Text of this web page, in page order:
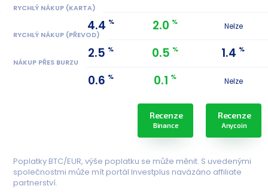
RYCHLÝ NÁKUP (KARTA)
4.4% 2.0 % Nelze
RYCHLÝ NÁKUP (PŘEVOD)
2.5% 0.5 % 1.4%
NÁKUP PŘES BURZU
0.6% 0.1 % Nelze
Recenze
Binance
Recenze
Anycoin
Poplatky BTC/EUR, výše poplatku se může měnit. S uvedenými
společnostmi může mít portál Investplus navázáno affiliate
partnerství.